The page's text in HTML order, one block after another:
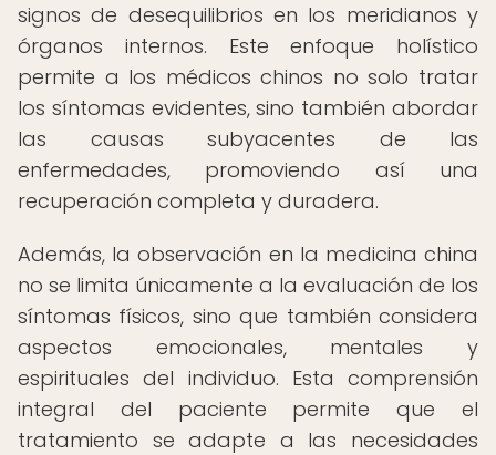
signos de desequilibrios en los meridianos y
órganos internos. Este enfoque holístico
permite a los médicos chinos no solo tratar
los síntomas evidentes, sino también abordar
las causas subyacentes de las
enfermedades, promoviendo así una
recuperación completa y duradera.
Además, la observación en la medicina china
no se limita únicamente a la evaluación de los
síntomas físicos, sino que también considera
aspectos emocionales, mentales y
espirituales del individuo. Esta comprensión
integral del paciente permite que el
tratamiento se adapte a las necesidades